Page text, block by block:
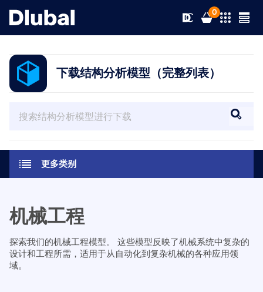
0
解决方案
行业
应用领域
在线服务
产品
RFEM 6
满足您所有项目需求的有限元分析软件
支持
培训
服务
最新消息
培训
资源
完整版下载
教育
下载结构分析模型（完整列表）
更多类别
机械工程
探索我们的机械工程模型。 这些模型反映了机械系统中复杂的
设计和工程所需，适用于从自动化到复杂机械的各种应用领
域。